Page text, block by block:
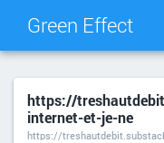
Green Effect
NUAGE DE TAGS
QUOTIDIEN
https://
internet-et-je-ne
https://